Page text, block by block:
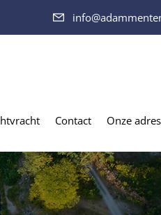
Contact Onze